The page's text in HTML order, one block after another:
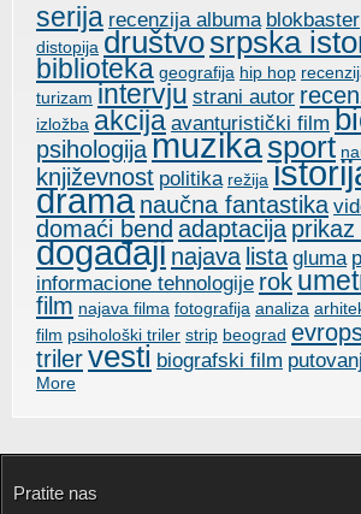
serija recenzija albuma blokbaster
distopija društvosrpska
biblioteka geografija hip hop
turizam intervju strani autor
izložba akcija avanturistički film
psihologijamuzikasport
književnost politika režija
drama naučna fantastika
domaći bend adaptacija
događaji najava lista gluma
informacione tehnologije rok
film najava filma fotografija analiza
film psihološki triler strip beograd
trilervesti biografski film
More
Pratite nas